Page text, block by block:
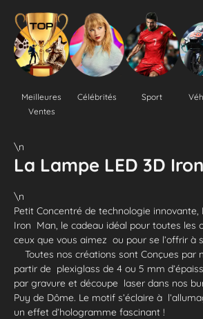
Meilleures
Ventes
Célébrités Sport
\n
La Lampe LED 3D
\n
Petit Concentré de technologie innovante,
Iron Man, le cadeau idéal pour toutes les
ceux que vous aimez ou pour se l’offrir à
Toutes nos créations sont Conçues par
partir de plexiglass de 4 ou 5 mm
par gravure et découpe laser dans nos
Puy de Dôme. Le motif s’éclaire à
un effet d’hologramme fascinant !